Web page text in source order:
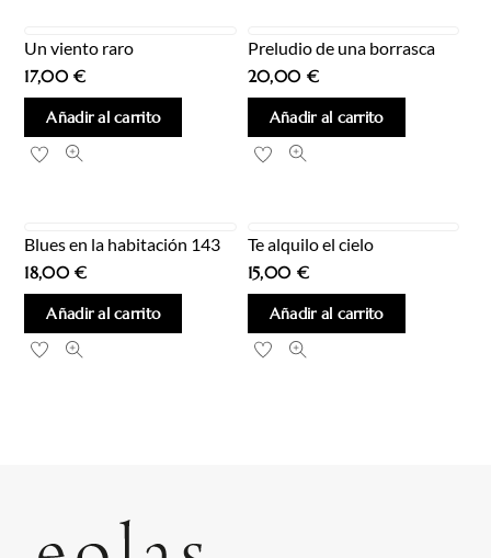
Un viento raro
17,00€
Añadir al carrito
Preludio de una borrasca
20,00 €
Añadir al carrito
Blues en la habitación 143
18,00€
Añadir al carrito
Te alquilo el cielo
15,00 €
Añadir al carrito